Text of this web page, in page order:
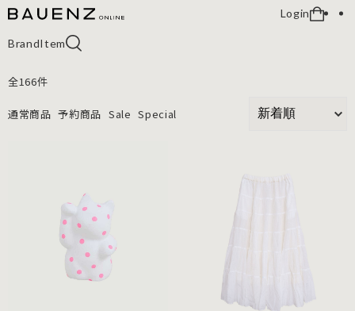
Login
BrandItem
全166件
通常商品 予約商品 Sale Special